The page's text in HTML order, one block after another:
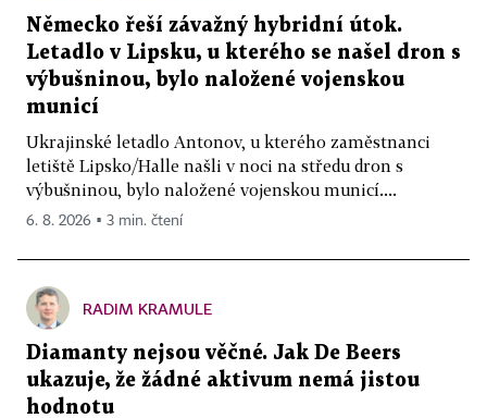
Německo řeší závažný hybridní útok.
Letadlo v Lipsku, u kterého se našel dron s
výbušninou, bylo naložené vojenskou
municí
Ukrajinské letadlo Antonov, u kterého zaměstnanci
letiště Lipsko/Halle našli v noci na středu dron s
výbušninou, bylo naložené vojenskou municí....
6. 8. 2026 ▪ 3 min. čtení
RADIM KRAMULE
Diamanty nejsou věčné. Jak De Beers
ukazuje, že žádné aktivum nemá jistou
hodnotu